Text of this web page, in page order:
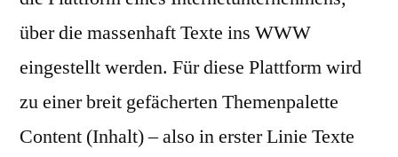
über die massenhaft Texte ins WWW
eingestellt werden. Für diese Plattform wird
zu einer breit gefächerten Themenpalette
Content (Inhalt) – also in erster Linie Texte